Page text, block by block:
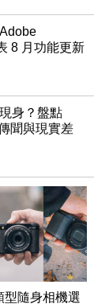
8 月功能更新
身？盤點
聞與現實差
型隨身相機選